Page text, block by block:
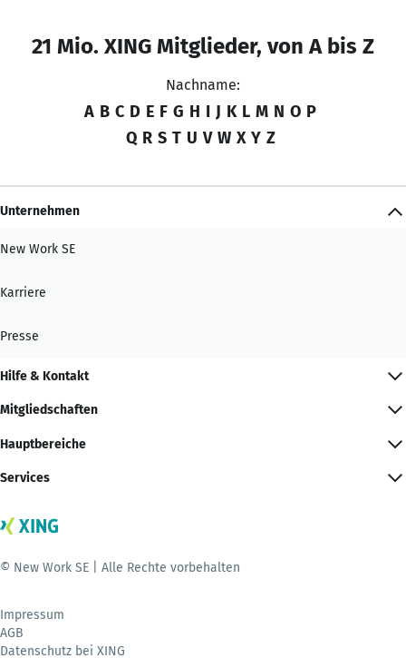
21 Mio. XING Mitglieder, von A bis Z
Nachname:
A B C D E F G H I J K L M N O P
Q R S T U V W X Y Z
Unternehmen
New Work SE
Karriere
Presse
Hilfe & Kontakt
Mitgliedschaften
Hauptbereiche
Services
© New Work SE | Alle Rechte vorbehalten
Impressum
AGB
Datenschutz bei XING